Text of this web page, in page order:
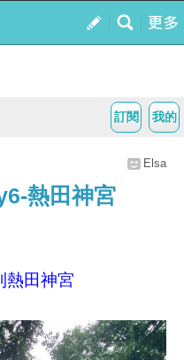
我的
訂閱
Elsa
熱田神宮
熱田神宮